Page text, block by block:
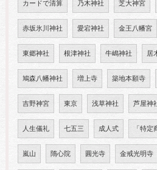
カードで清算 乃木神社 芝大神宮
赤坂氷川神社 愛宕神社 金王八幡宮
東郷神社 根津神社 牛嶋神社 居
鳩森八幡神社 増上寺 築地本願寺
吉野神宮 東京 浅草神社 芦屋神
人生儀礼 七五三 成人式 「特定
嵐山 隋心院 圓光寺 金戒光明寺